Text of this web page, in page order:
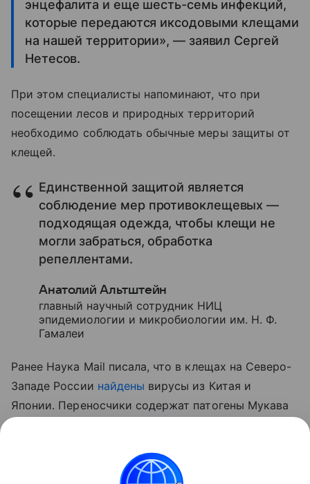
энцефалита и еще шесть-семь инфекций,
которые передаются иксодовыми клещами
на нашей территории», — заявил Сергей
Нетесов.
При этом специалисты напоминают, что при
посещении лесов и природных территорий
необходимо соблюдать обычные меры защиты от
клещей.
Единственной защитой является
соблюдение мер противоклещевых —
подходящая одежда, чтобы клещи не
могли забраться, обработка
репеллентами.
Анатолий Альтштейн
главный научный сотрудник НИЦ
эпидемиологии и микробиологии им. Н. Ф.
Гамалеи
Ранее Наука Mail писала, что в клещах на Северо-
Западе России найдены вирусы из Китая и
Японии. Переносчики содержат патогены Мукава
укусе клеща и как защититься,